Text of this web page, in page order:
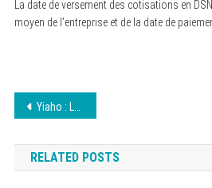
La date de versement des cotisations en
moyen de l’entreprise et de la date de
Navigation
de
l’article
Yiaho : Le site gratuit d’intelligence artificielle
RELATED POSTS